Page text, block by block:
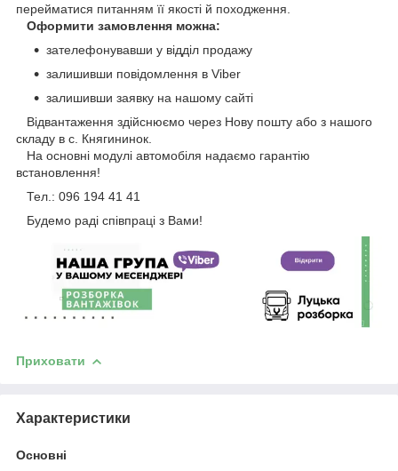
перейматися питанням її якості й походження.
Оформити замовлення можна:
зателефонувавши у відділ продажу
залишивши повідомлення в Viber
залишивши заявку на нашому сайті
Відвантаження здійснюємо через Нову пошту або з нашого
складу в с. Княгининок.
На основні модулі автомобіля надаємо гарантію
встановлення!
Тел.: 096 194 41 41
Будемо раді співпраці з Вами!
Приховати
Характеристики
Основні